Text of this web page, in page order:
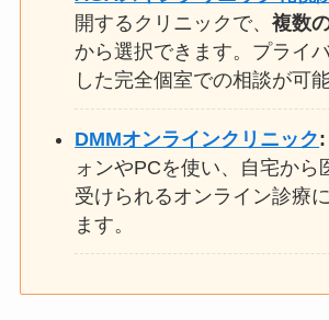
開するクリニックで、複数
から選択できます。プライ
した完全個室での相談が可能
DMMオンラインクリニック:
ォンやPCを使い、自宅から
受けられるオンライン診療
ます。